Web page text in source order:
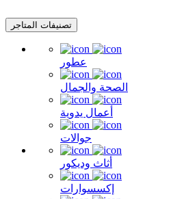
تصنيفات المتاجر
عطور
الصحة والجمال
أعمال يدوية
جوالات
أثاث وديكور
إكسسوارات